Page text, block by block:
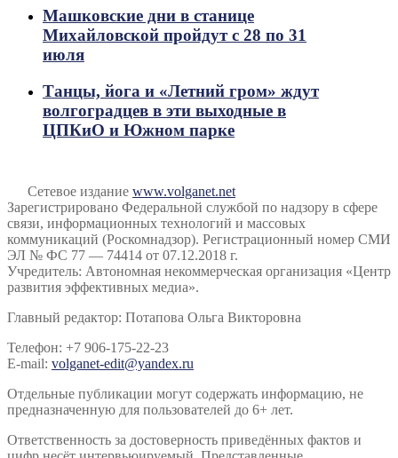
Машковские дни в станице
Михайловской пройдут с 28 по 31
июля
Танцы, йога и «Летний гром» ждут
волгоградцев в эти выходные в
ЦПКиО и Южном парке
Сетевое издание www.volganet.net
Зарегистрировано Федеральной службой по надзору в сфере
связи, информационных технологий и массовых
коммуникаций (Роскомнадзор). Регистрационный номер СМИ
ЭЛ № ФС 77 — 74414 от 07.12.2018 г.
Учредитель: Автономная некоммерческая организация «Центр
развития эффективных медиа».
Главный редактор: Потапова Ольга Викторовна
Телефон: +7 906-175-22-23
E-mail: volganet-edit@yandex.ru
Отдельные публикации могут содержать информацию, не
предназначенную для пользователей до 6+ лет.
Ответственность за достоверность приведённых фактов и